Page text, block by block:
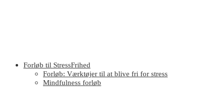
Forløb til StressFrihed
Forløb: Værktøjer til at blive fri for stress
Mindfulness forløb